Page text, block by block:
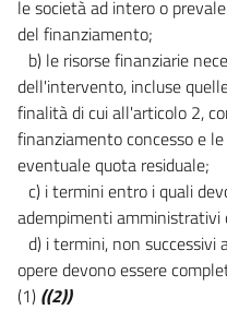
le società ad intero o
del finanziamento;
b) le risorse finanziarie
dell'intervento, incluse
finalità di cui all'articolo 2,
finanziamento concesso e
eventuale quota residuale;
c) i termini entro i quali
adempimenti amministrativi
d) i termini, non
opere devono essere
(1) ((2))